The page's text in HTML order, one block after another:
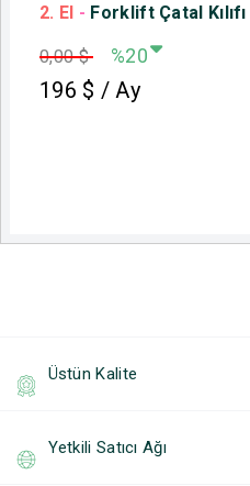
2. El - Forklift Çatal Kılıfı
0,00 $ %20
196 $ / Ay
Üstün Kalite
Yetkili Satıcı Ağı